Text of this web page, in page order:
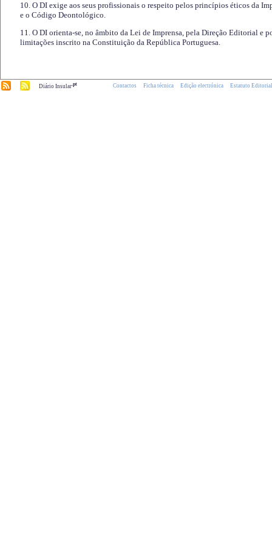
10. O DI exige aos seus profissionais o respeito pelos princípios éticos da
e o Código Deontológico.
11. O DI orienta-se, no âmbito da Lei de Imprensa, pela Direção Editorial e
limitações inscrito na Constituição da República Portuguesa.
Diário Insular.pt Contactos Ficha técnica Edição electrónica Estatuto Editorial